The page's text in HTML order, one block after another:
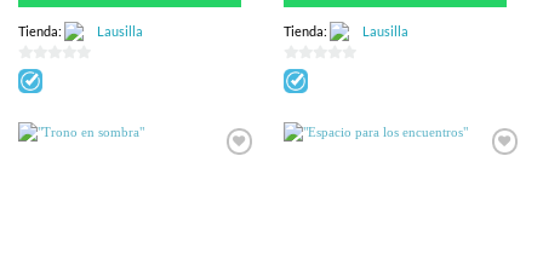
Tienda: Lausilla
0
de
Tienda: Lausilla
0
de